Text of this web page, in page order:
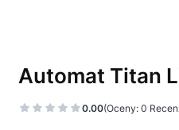
Automat Titan
0.00(Oceny: 0